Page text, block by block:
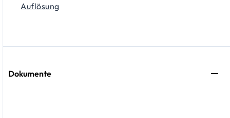
Auflösung
Dokumente